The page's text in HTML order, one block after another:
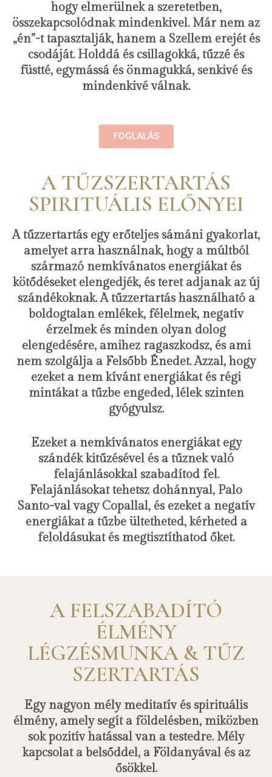
hogy elmerülnek a szeretetben,
összekapcsolódnak mindenkivel. Már nem az
„én”-t tapasztalják, hanem a Szellem erejét és
csodáját. Holddá és csillagokká, tűzzé és
füstté, egymássá és önmagukká, senkivé és
mindenkivé válnak.
FOGLALÁS
A TŰZSZERTARTÁS
SPIRITUÁLIS ELŐNYEI
A tűzzertartás egy erőteljes sámáni gyakorlat,
amelyet arra használnak, hogy a múltból
származó nemkívánatos energiákat és
kötődéseket elengedjék, és teret adjanak az új
szándékoknak. A tűzzertartás használható a
boldogtalan emlékek, félelmek, negatív
érzelmek és minden olyan dolog
elengedésére, amihez ragaszkodsz, és ami
nem szolgálja a Felsőbb Énedet. Azzal, hogy
ezeket a nem kívánt energiákat és régi
mintákat a tűzbe engeded, lélek szinten
gyógyulsz.
Ezeket a nemkívánatos energiákat egy
szándék kitűzésével és a tűznek való
felajánlásokkal szabadítod fel.
Felajánlásokat tehetsz dohánnyal, Palo
Santo-val vagy Copallal, és ezeket a negatív
energiákat a tűzbe ültetheted, kérheted a
feloldásukat és megtisztíthatod őket.
A FELSZABADÍTÓ
ÉLMÉNY
LÉGZÉSMUNKA & TŰZ
SZERTARTÁS
Egy nagyon mély meditatív és spirituális
élmény, amely segít a földelésben, miközben
sok pozitív hatással van a testedre. Mély
kapcsolat a belsőddel, a Földanyával és az
ősökkel.